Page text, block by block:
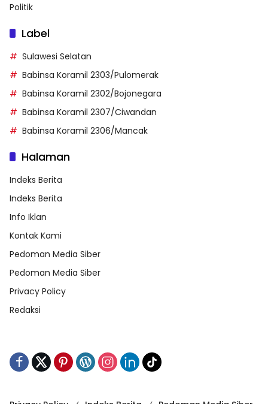
Politik
Label
Sulawesi Selatan
Babinsa Koramil 2303/Pulomerak
Babinsa Koramil 2302/Bojonegara
Babinsa Koramil 2307/Ciwandan
Babinsa Koramil 2306/Mancak
Halaman
Indeks Berita
Indeks Berita
Info Iklan
Kontak Kami
Pedoman Media Siber
Pedoman Media Siber
Privacy Policy
Redaksi